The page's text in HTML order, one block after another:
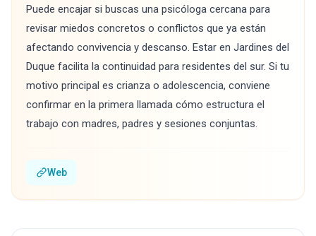
Puede encajar si buscas una psicóloga cercana para
revisar miedos concretos o conflictos que ya están
afectando convivencia y descanso. Estar en Jardines del
Duque facilita la continuidad para residentes del sur. Si tu
motivo principal es crianza o adolescencia, conviene
confirmar en la primera llamada cómo estructura el
trabajo con madres, padres y sesiones conjuntas.
Web